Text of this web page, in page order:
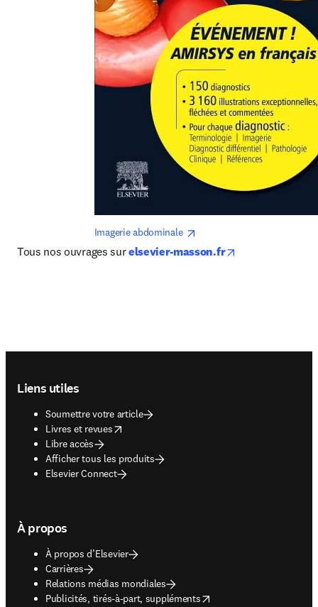
Imagerie abdominale
Tous nos ouvrages sur elsevier-masson.fr
Liens utiles
Soumettre votre article
Livres et revues
opens in new tab/window
Libre accès
Afficher tous les produits
Elsevier Connect
À propos
À propos d’Elsevier
Carrières
Relations médias mondiales
Publicités, tirés-à-part, suppléments
opens in new tab/window